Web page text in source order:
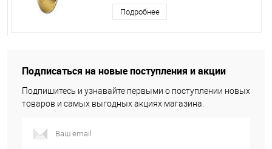
Подробнее
Подписаться на новые поступления и акции
Подпишитесь и узнавайте первыми о поступлении новых
товаров и самых выгодных акциях магазина.